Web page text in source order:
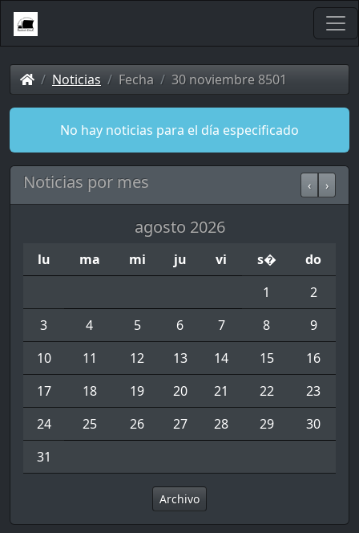
Noticias Fecha 30 noviembre 8501
No hay noticias para el día especificado
Noticias por mes ‹ ›
agosto 2026
lu ma mi ju vi s�
do
1
2
3
4 5 6 7 8
9
10
11 12 13 14 15
16
17
18 19 20 21 22
23
24
25 26 27 28 29
30
31
Archivo